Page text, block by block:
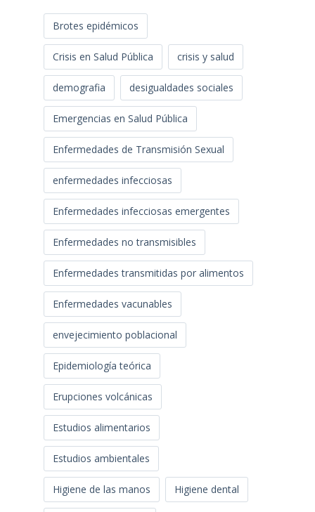
Brotes epidémicos
Crisis en Salud Pública crisis y salud
demografia desigualdades sociales
Emergencias en Salud Pública
Enfermedades de Transmisión Sexual
enfermedades infecciosas
Enfermedades infecciosas emergentes
Enfermedades no transmisibles
Enfermedades transmitidas por alimentos
Enfermedades vacunables
envejecimiento poblacional
Epidemiología teórica
Erupciones volcánicas
Estudios alimentarios
Estudios ambientales
Higiene de las manos Higiene dental